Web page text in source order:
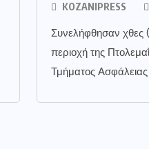
KOZANIPRESS
Συνελήφθησαν
περιοχή της
Τμήματος